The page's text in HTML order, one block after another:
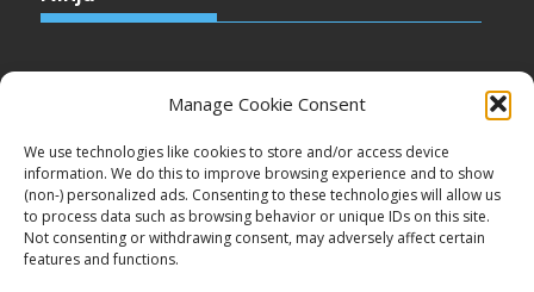
Manage Cookie Consent
We use technologies like cookies to store and/or access device
information. We do this to improve browsing experience and to show
(non-) personalized ads. Consenting to these technologies will allow us
to process data such as browsing behavior or unique IDs on this site.
Not consenting or withdrawing consent, may adversely affect certain
features and functions.
Cake